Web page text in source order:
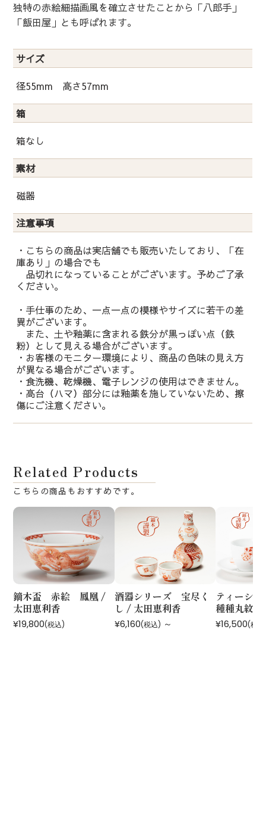
独特の赤絵細描画風を確立させたことから「八郎手」
「飯田屋」とも呼ばれます。
サイズ
径55mm 高さ57mm
箱
箱なし
素材
磁器
注意事項
・こちらの商品は実店舗でも販売いたしており、「在
庫あり」の場合でも
品切れになっていることがございます。予めご了承
ください。
・手仕事のため、一点一点の模様やサイズに若干の差
異がございます。
また、土や釉薬に含まれる鉄分が黒っぽい点（鉄
粉）として見える場合がございます。
・お客様のモニター環境により、商品の色味の見え方
が異なる場合がございます。
・食洗機、乾燥機、電子レンジの使用はできません。
・高台（ハマ）部分には釉薬を施していないため、擦
傷にご注意ください。
Related Products
鏑木盃 赤絵 鳳凰 /
太田恵利香
¥19,800(税込)
酒器シリーズ 宝尽く
し / 太田恵利香
¥6,160(税込) ～
ティーシ
種種丸紋 /
¥16,500(税